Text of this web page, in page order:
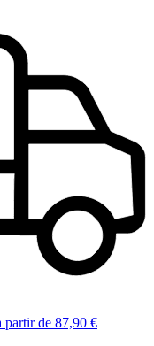
partir de 87,90 €